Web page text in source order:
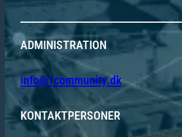
ADMINISTRATION
info@1community.dk
KONTAKTPERSONER